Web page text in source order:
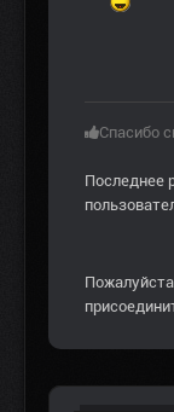
Спасибо
Последнее
Пожалуйста